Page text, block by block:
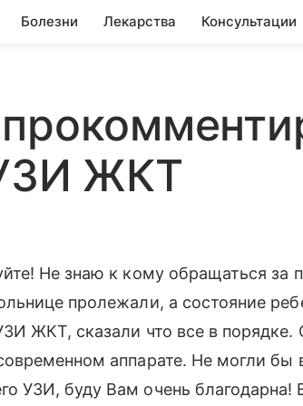
Болезни Лекарства Консультации
ЖКТ
Не знаю к кому обращаться
пролежали, а состояние
ЖКТ, сказали что все в порядке.
аппарате. Не могли бы
УЗИ, буду Вам очень благодарна!